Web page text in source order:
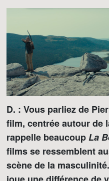
D. : Vous parliez de
film, centrée autour de
rappelle beaucoupLa
films se ressemblent
scène de la